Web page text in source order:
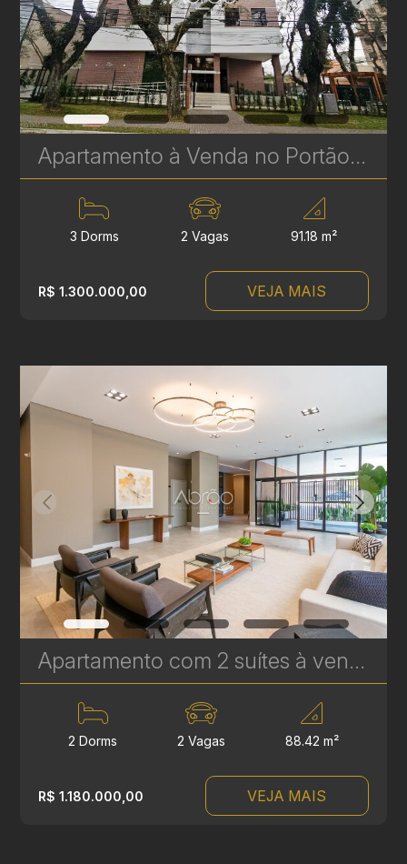
Apartamento à Venda no Portão com 3 Quartos, Suíte e Sacada Gourmet – 91 m² | Novo e Bem Localizado | Ref. 572
3 Dorms 2 Vagas 91.18 m²
R$ 1.300.000,00 VEJA MAIS
Apartamento com 2 suítes à venda no Água Verde - 88,42 m² - Le Sense | Ref. 1776
2 Dorms 2 Vagas 88.42 m²
R$ 1.180.000,00 VEJA MAIS